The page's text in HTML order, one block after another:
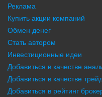
Реклама
Купить акции компаний
Обмен денег
Стать автором
Инвестиционные идеи
Добавиться в качестве
Добавиться в качестве
Добавиться в рейтинг